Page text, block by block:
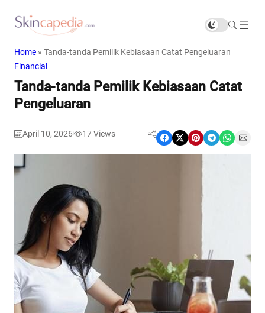
Home » Tanda-tanda Pemilik Kebiasaan Catat Pengeluaran
Financial
Tanda-tanda Pemilik Kebiasaan Catat
Pengeluaran
April 10, 2026 17Views Share on Facebook Share on X Share on Pinterest Share on Telegram Share on WhatsApp Share on Email